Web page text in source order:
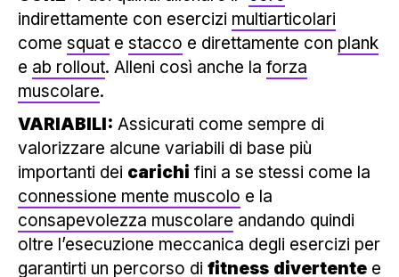
indirettamente con esercizi multiarticolari
come squat e stacco e direttamente con plank
e ab rollout. Alleni così anche la forza
muscolare.
VARIABILI: Assicurati come sempre di
valorizzare alcune variabili di base più
importanti dei carichi fini a se stessi come la
connessione mente muscolo e la
consapevolezza muscolare andando quindi
oltre l’esecuzione meccanica degli esercizi per
garantirti un percorso di fitness divertente e